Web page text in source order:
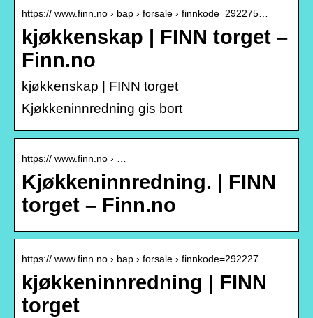
https:// www.finn.no › bap › forsale › finnkode=292275…
kjøkkenskap | FINN torget –
Finn.no
kjøkkenskap | FINN torget
Kjøkkeninnredning gis bort
https:// www.finn.no › …
Kjøkkeninnredning. | FINN
torget – Finn.no
https:// www.finn.no › bap › forsale › finnkode=292227…
kjøkkeninnredning | FINN
torget